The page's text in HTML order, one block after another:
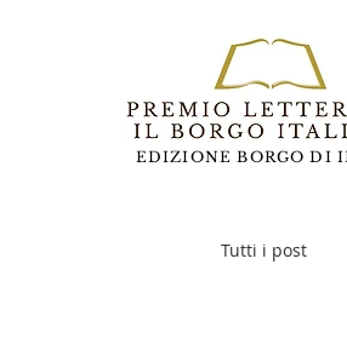
EDIZIONE BORGO DI
Tutti i post